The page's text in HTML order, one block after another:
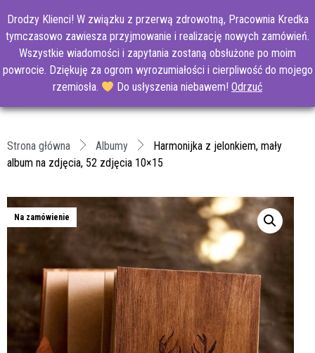
Strona główna Albumy
Harmonijka z jelonkiem, mały
album na zdjęcia, 52 zdjęcia 10×15
Na zamówienie
Drodzy Klienci! W związku z przerwą zdrowotną, Pracownia Kredka
tymczasowo zawiesza przyjmowanie i realizację nowych zamówień.
Wszystkie wiadomości i zapytania zostaną obsłużone po moim
powrocie. Dziękuję za ogrom wyrozumiałości i cierpliwość do mojego
rzemiosła.
Do usłyszenia niebawem!Odrzuć